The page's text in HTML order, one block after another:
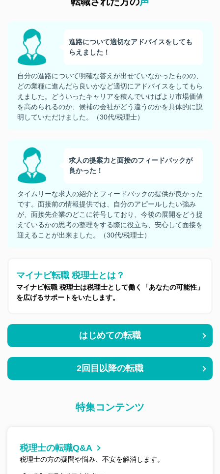
進路について適切なアドバイスをしても
らえました！
自分の進路について明確な答えが出せていなかったものの、
どの業種に進んだら良いかなど適切にアドバイスをしてもら
えました。どういったキャリアを積んでいけばより市場価値
を高められるのか、候補の会社がどう違うのかを具体的に説
明していただけました。（30代/税理士）
求人の提案力と面接のフィードバックが
良かった！
タイムリーな求人の紹介とフィードバックの提供が良かった
です。面接前の情報提供では、自分のアピールしたい強み
が、面接先企業のどこに符号しており、今後の展開をどう捉
えているかの思考の整理をする際に役立ち、安心して面接を
迎えることが出来ました。（30代/税理士）
マイナビ転職 税理士とは？
マイナビ転職 税理士は税理士として働く「あなたの可能性」
を広げるサポートをいたします。
はじめての転職
2回目以降の転職
特集コンテンツ
税理士の転職Q&A
税理士の方の疑問や悩み、不安を解消します。